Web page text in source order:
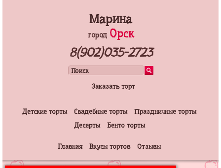
Марина
город Орск
8(902)035-2723
Заказать торт
Детские торты Свадебные торты
Праздничные торты
Десерты
Бенто торты
Главная Вкусы тортов Отзывы